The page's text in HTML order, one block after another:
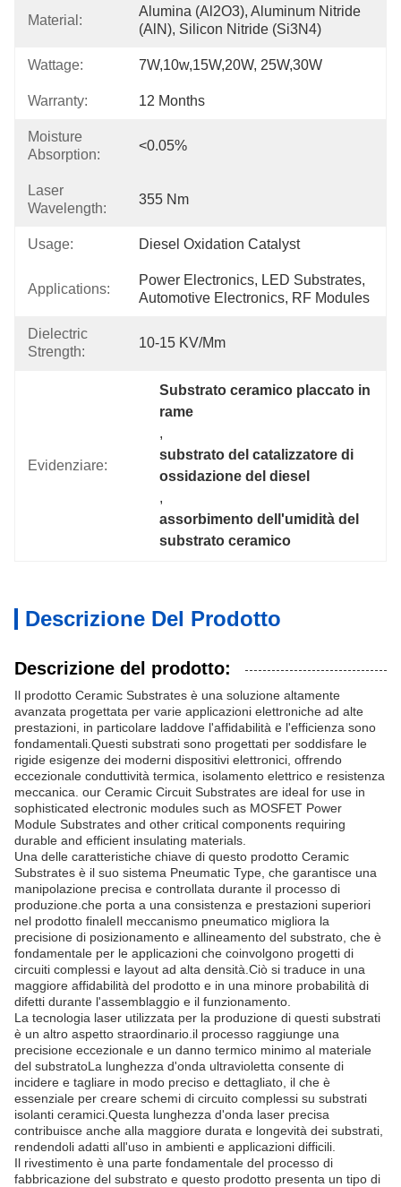
Material:
Alumina (Al2O3), Aluminum Nitride
(AlN), Silicon Nitride (Si3N4)
Wattage: 7W,10w,15W,20W, 25W,30W
Warranty: 12 Months
Moisture
Absorption:
<0.05%
Laser
Wavelength:
355 Nm
Usage: Diesel Oxidation Catalyst
Applications:
Power Electronics, LED Substrates,
Automotive Electronics, RF Modules
Dielectric
Strength:
10-15 KV/mm
Evidenziare:
Substrato ceramico placcato in
rame
,
substrato del catalizzatore di
ossidazione del diesel
,
assorbimento dell'umidità del
substrato ceramico
Descrizione Del Prodotto
Descrizione del prodotto:
Il prodotto Ceramic Substrates è una soluzione altamente
avanzata progettata per varie applicazioni elettroniche ad alte
prestazioni, in particolare laddove l'affidabilità e l'efficienza sono
fondamentali.Questi substrati sono progettati per soddisfare le
rigide esigenze dei moderni dispositivi elettronici, offrendo
eccezionale conduttività termica, isolamento elettrico e resistenza
meccanica. our Ceramic Circuit Substrates are ideal for use in
sophisticated electronic modules such as MOSFET Power
Module Substrates and other critical components requiring
durable and efficient insulating materials.
Una delle caratteristiche chiave di questo prodotto Ceramic
Substrates è il suo sistema Pneumatic Type, che garantisce una
manipolazione precisa e controllata durante il processo di
produzione.che porta a una consistenza e prestazioni superiori
nel prodotto finaleIl meccanismo pneumatico migliora la
precisione di posizionamento e allineamento del substrato, che è
fondamentale per le applicazioni che coinvolgono progetti di
circuiti complessi e layout ad alta densità.Ciò si traduce in una
maggiore affidabilità del prodotto e in una minore probabilità di
difetti durante l'assemblaggio e il funzionamento.
La tecnologia laser utilizzata per la produzione di questi substrati
è un altro aspetto straordinario.il processo raggiunge una
precisione eccezionale e un danno termico minimo al materiale
del substratoLa lunghezza d'onda ultravioletta consente di
incidere e tagliare in modo preciso e dettagliato, il che è
essenziale per creare schemi di circuito complessi su substrati
isolanti ceramici.Questa lunghezza d'onda laser precisa
contribuisce anche alla maggiore durata e longevità dei substrati,
rendendoli adatti all'uso in ambienti e applicazioni difficili.
Il rivestimento è una parte fondamentale del processo di
fabbricazione del substrato e questo prodotto presenta un tipo di